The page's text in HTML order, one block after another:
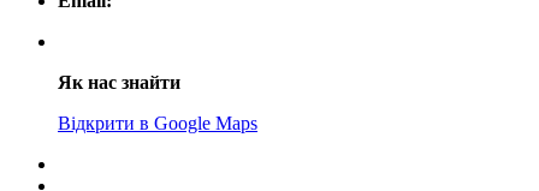
Як нас знайти
Відкрити в Google Maps